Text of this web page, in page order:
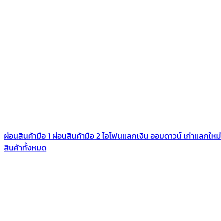
ผ่อนสินค้ามือ 1 ผ่อนสินค้ามือ 2ไอโฟนแลกเงิน ออมดาวน์ เก่าแลกใหม่
สินค้าทั้งหมด